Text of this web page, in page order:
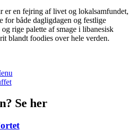
er en fejring af livet og lokalsamfundet,
for både dagligdagen og festlige
rige palette af smage i libanesisk
blandt foodies over hele verden.
Se her